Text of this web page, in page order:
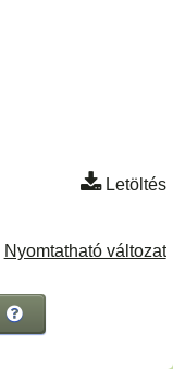
Letöltés
Nyomtatható változat